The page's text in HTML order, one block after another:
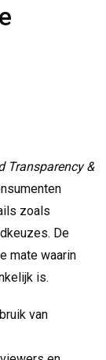
Transparency &
zoals
De
mate waarin
is.
van